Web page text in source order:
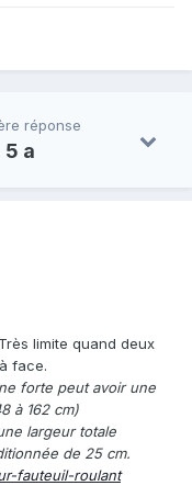
réponse
5 a
limite quand deux
face.
forte peut avoir une
à 162 cm)
largeur totale
de 25 cm.
fauteuil-roulant